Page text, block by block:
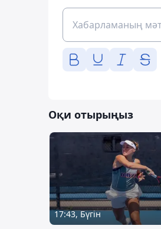
Оқи отырыңыз
17:43, Бүгін